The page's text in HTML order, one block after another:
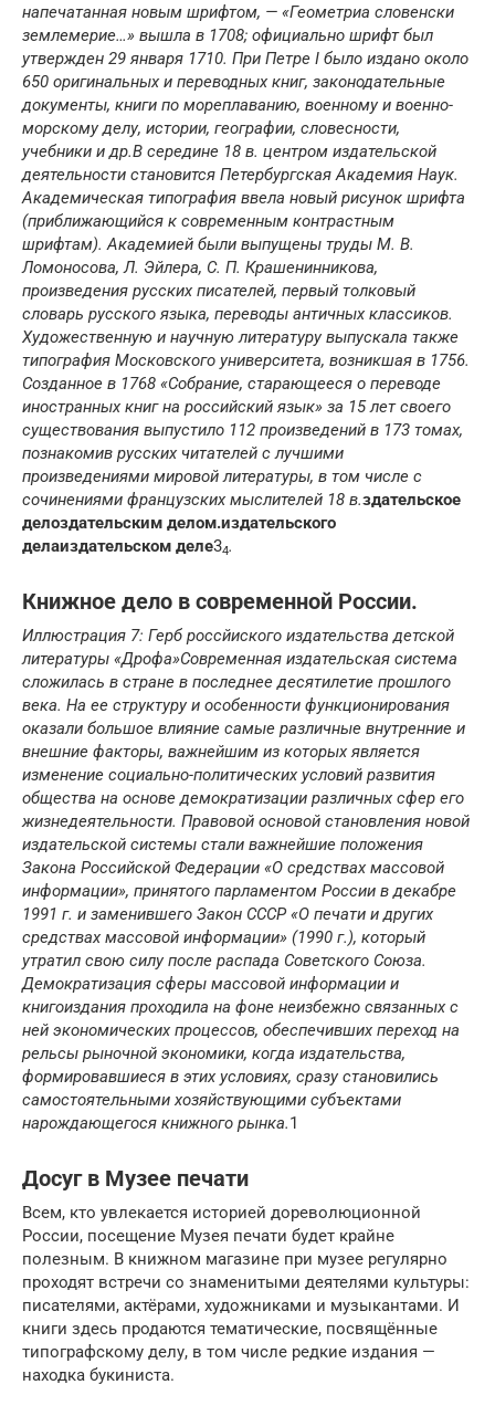
напечатанная новым шрифтом, — «Геометриа словенски
землемерие…» вышла в 1708; официально шрифт был
утвержден 29 января 1710. При Петре I было издано около
650 оригинальных и переводных книг, законодательные
документы, книги по мореплаванию, военному и военно-
морскому делу, истории, географии, словесности,
учебники и др.В середине 18 в. центром издательской
деятельности становится Петербургская Академия Наук.
Академическая типография ввела новый рисунок шрифта
(приближающийся к современным контрастным
шрифтам). Академией были выпущены труды М. В.
Ломоносова, Л. Эйлера, С. П. Крашенинникова,
произведения русских писателей, первый толковый
словарь русского языка, переводы античных классиков.
Художественную и научную литературу выпускала также
типография Московского университета, возникшая в 1756.
Созданное в 1768 «Собрание, старающееся о переводе
иностранных книг на российский язык» за 15 лет своего
существования выпустило 112 произведений в 173 томах,
познакомив русских читателей с лучшими
произведениями мировой литературы, в том числе с
сочинениями французских мыслителей 18 в.здательское
делоздательским делом.издательского
делаиздательском деле34.
Книжное дело в современной России.
Иллюстрация 7: Герб россйиского издательства детской
литературы «Дрофа»Современная издательская система
сложилась в стране в последнее десятилетие прошлого
века. На ее структуру и особенности функционирования
оказали большое влияние самые различные внутренние и
внешние факторы, важнейшим из которых является
изменение социально-политических условий развития
общества на основе демократизации различных сфер его
жизнедеятельности. Правовой основой становления новой
издательской системы стали важнейшие положения
Закона Российской Федерации «О средствах массовой
информации», принятого парламентом России в декабре
1991 г. и заменившего Закон СССР «О печати и других
средствах массовой информации» (1990 г.), который
утратил свою силу после распада Советского Союза.
Демократизация сферы массовой информации и
книгоиздания проходила на фоне неизбежно связанных с
ней экономических процессов, обеспечивших переход на
рельсы рыночной экономики, когда издательства,
формировавшиеся в этих условиях, сразу становились
самостоятельными хозяйствующими субъектами
нарождающегося книжного рынка.1
Досуг в Музее печати
Всем, кто увлекается историей дореволюционной
России, посещение Музея печати будет крайне
полезным. В книжном магазине при музее регулярно
проходят встречи со знаменитыми деятелями культуры:
писателями, актёрами, художниками и музыкантами. И
книги здесь продаются тематические, посвящённые
типографскому делу, в том числе редкие издания —
находка букиниста.